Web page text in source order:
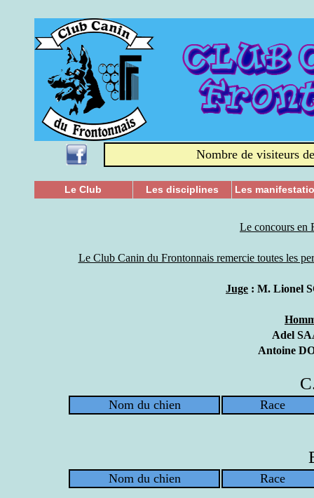
Nombre de visiteurs
Le Club Les disciplines Les
Le concours en
Le Club Canin du Frontonnais remercie toutes les
Juge : M. Lionel
Adel
Antoine
Nom du chien Race
Nom du chien Race